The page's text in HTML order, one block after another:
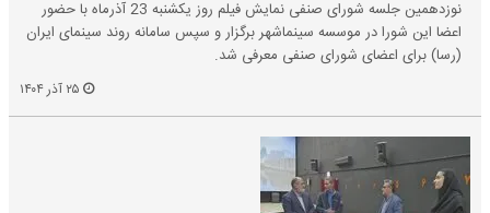
نوزدهمین جلسه شورای صنفی نمایش فیلم روز یکشنبه 23 آذرماه با حضور
اعضا این شورا در موسسه سینماشهر برگزار و سپس سامانه روند سینمای ایران
(رسا) برای اعضای شورای صنفی معرفی شد.